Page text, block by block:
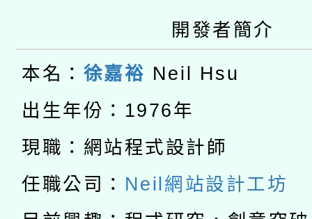
開 智慧啟航」
招甄選結果公告(無人
招)
適應運動共學行動站研
本館辦理115年度閱讀
暨閱讀推動專業研習
科技賦能─人工智慧
礎課程
A3數位素養講師名單
「數位內容與教學軟體
開發者簡介
本名： 徐嘉裕 Neil Hsu
出生年份：1976年
現職：網站程式設計師
任職公司： Neil網站設計工坊